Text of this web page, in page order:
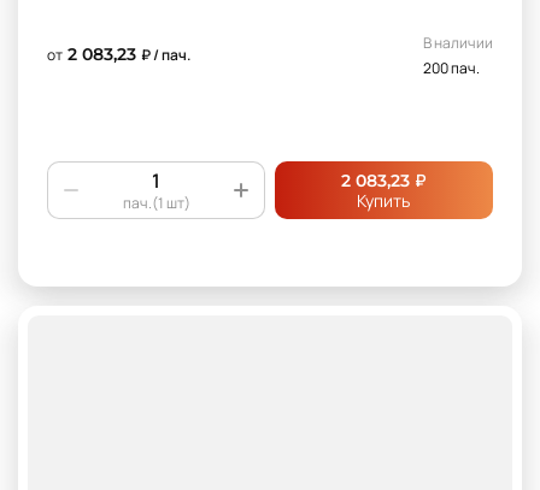
от 2 083,23 ₽ / пач.
В наличии
200 пач.
пач.(1 шт)
2 083,23 ₽
Купить